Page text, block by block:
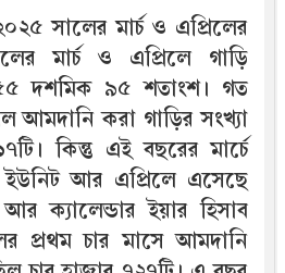
সালের মার্চ ও এপ্রিলের
মার্চ ও এপ্রিলে গাড়ি
দশমিক ৯৫ শতাংশ। গত
আমদানি করা গাড়ির সংখ্যা
কিন্তু এই বছরের মার্চে
আর এপ্রিলে এসেছে
ক্যালেন্ডার ইয়ার হিসাব
প্রথম চার মাসে আমদানি